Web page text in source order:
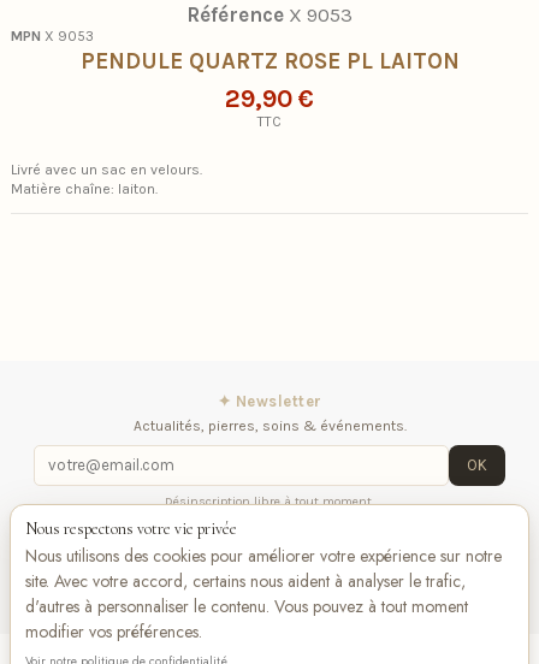
Référence X 9053
MPN X 9053
PENDULE QUARTZ ROSE PL LAITON
29,90 €
TTC
Livré avec un sac en velours.
Matière chaîne: laiton.
✦ Newsletter
Actualités, pierres, soins & événements.
OK
Désinscription libre à tout moment.
Mentions légales
nous
Nous respectons votre vie privée
Nous utilisons des cookies pour améliorer votre expérience sur notre
site. Avec votre accord, certains nous aident à analyser le trafic,
d'autres à personnaliser le contenu. Vous pouvez à tout moment
modifier vos préférences.